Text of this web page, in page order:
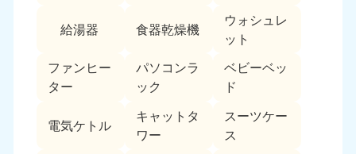
給湯器 食器乾燥機
ウォシュレ
ット
ファンヒー
ター
パソコンラ
ック
ベビーベッ
ド
電気ケトル
キャットタ
ワー
スーツケー
ス